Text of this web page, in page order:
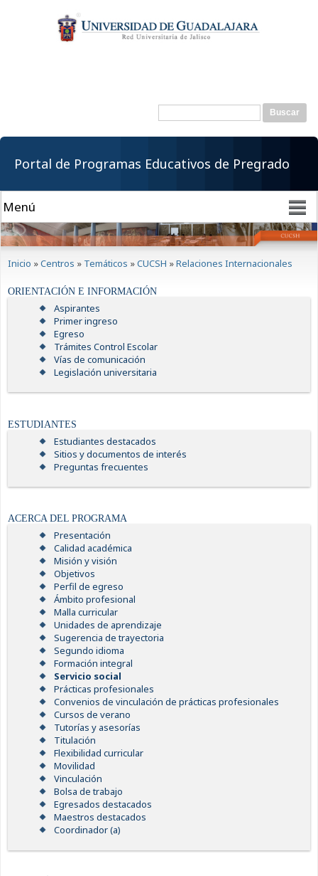
contenido
principal
Formulario de
Buscar
Portal de Programas Educativos de Pregrado
Inicio »Centros » Temáticos »CUCSH »Relaciones Internacionales
ORIENTACIÓN E INFORMACIÓN
Aspirantes
Primer ingreso
Egreso
Trámites Control Escolar
Vías de comunicación
Legislación universitaria
ESTUDIANTES
Estudiantes destacados
Sitios y documentos de interés
Preguntas frecuentes
ACERCA DEL PROGRAMA
Presentación
Calidad académica
Misión y visión
Objetivos
Perfil de egreso
Ámbito profesional
Malla curricular
Unidades de aprendizaje
Sugerencia de trayectoria
Segundo idioma
Formación integral
Servicio social
Prácticas profesionales
Convenios de vinculación de prácticas profesionales
Cursos de verano
Tutorías y asesorías
Titulación
Flexibilidad curricular
Movilidad
Vinculación
Bolsa de trabajo
Egresados destacados
Maestros destacados
Coordinador (a)